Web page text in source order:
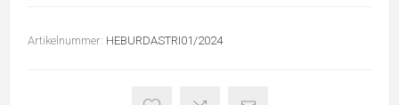
Artikelnummer: HEBURDASTRI01/2024